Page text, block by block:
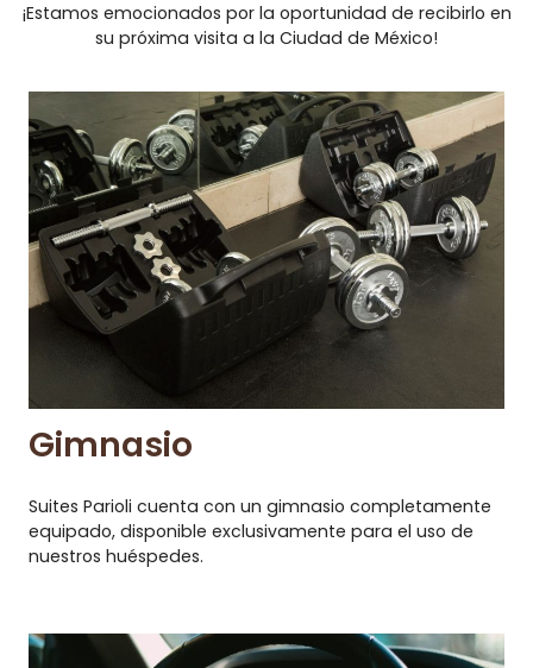
¡Estamos emocionados por la oportunidad de recibirlo en
su próxima visita a la Ciudad de México!
Gimnasio
Suites Parioli cuenta con un gimnasio completamente
equipado, disponible exclusivamente para el uso de
nuestros huéspedes.